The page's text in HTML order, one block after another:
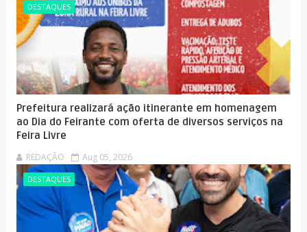
DESTAQUES
Prefeitura realizará ação itinerante em homenagem
ao Dia do Feirante com oferta de diversos serviços na
Feira Livre
REDAÇÃO Aug 05, 2026
DESTAQUES